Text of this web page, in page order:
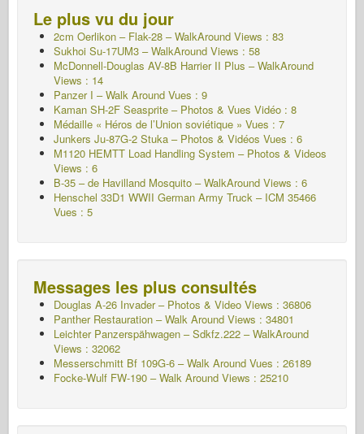
Le plus vu du jour
2cm Oerlikon – Flak-28 – WalkAround Views : 83
Sukhoi Su-17UM3 – WalkAround Views : 58
McDonnell-Douglas AV-8B Harrier II Plus – WalkAround
Views : 14
Panzer I – Walk Around Vues : 9
Kaman SH-2F Seasprite – Photos & Vues Vidéo : 8
Médaille « Héros de l’Union soviétique » Vues : 7
Junkers Ju-87G-2 Stuka – Photos & Vidéos Vues : 6
M1120 HEMTT Load Handling System – Photos & Videos
Views : 6
B-35 – de Havilland Mosquito – WalkAround Views : 6
Henschel 33D1 WWII German Army Truck – ICM 35466
Vues : 5
Messages les plus consultés
Douglas A-26 Invader – Photos & Video Views : 36806
Panther Restauration – Walk Around Views : 34801
Leichter Panzerspähwagen – Sdkfz.222 – WalkAround
Views : 32062
Messerschmitt Bf 109G-6 – Walk Around Vues : 26189
Focke-Wulf FW-190 – Walk Around Views : 25210